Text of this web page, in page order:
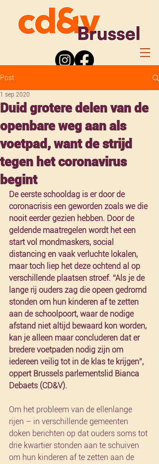
Post
Duid grotere delen van de
openbare weg aan als
voetpad, want de strijd
tegen het coronavirus
begint
1 sep 2020
De eerste schooldag is er door de
coronacrisis een geworden zoals we die
nooit eerder gezien hebben. Door de
geldende maatregelen wordt het een
start vol mondmaskers, social
distancing en vaak verluchte lokalen,
maar toch liep het deze ochtend al op
verschillende plaatsen stroef. “Als je de
lange rij ouders zag die opeen gedromd
stonden om hun kinderen af te zetten
aan de schoolpoort, waar de nodige
afstand niet altijd bewaard kon worden,
kan je alleen maar concluderen dat er
bredere voetpaden nodig zijn om
iedereen veilig tot in de klas te krijgen”,
oppert Brussels parlementslid Bianca
Debaets (CD&V).
Om het probleem van de ellenlange
rijen – in verschillende gemeenten
doken berichten op dat ouders soms tot
drie kwartier stonden aan te schuiven
om hun kinderen af te zetten aan de